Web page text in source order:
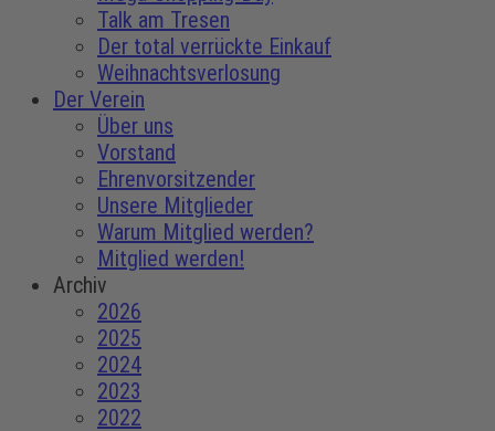
Talk am Tresen
Der total verrückte Einkauf
Weihnachtsverlosung
Der Verein
Über uns
Vorstand
Ehrenvorsitzender
Unsere Mitglieder
Warum Mitglied werden?
Mitglied werden!
Archiv
2026
2025
2024
2023
2022